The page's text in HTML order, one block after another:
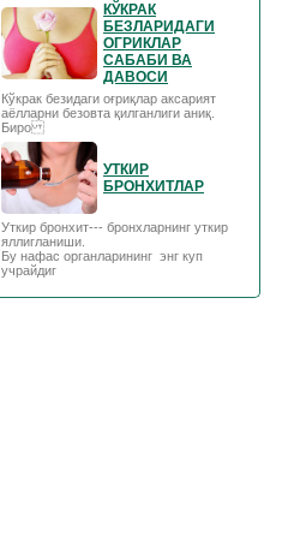
КЎКРАК
БЕЗЛАРИДАГИ
ОГРИКЛАР
САБАБИ ВА
ДАВОСИ
Кўкрак безидаги оғриқлар аксарият
аёлларни безовта қилганлиги аниқ.
Биро
УТКИР
БРОНХИТЛАР
Уткир бронхит--- бронхларнинг уткир
яллигланиши.
Бу нафас органларининг энг куп
учрайдиг